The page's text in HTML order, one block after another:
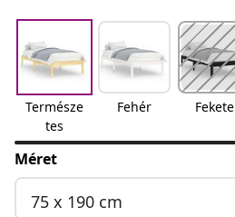
Természe
tes
Fehér Fekete
Méret
75 x 190 cm